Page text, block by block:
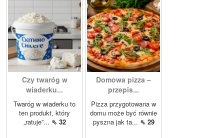
Czy twaróg w
wiaderku...
Twaróg w wiaderku to
ten produkt, który
„ratuje”... ⇖ 32
Domowa pizza –
przepis...
Pizza przygotowana w
domu może być równie
pyszna jak ta... ⇖ 29